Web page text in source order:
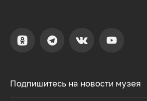
Подпишитесь на новости музея